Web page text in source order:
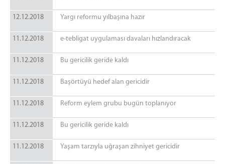
12.12.2018 Yargı reformu yılbaşına hazır
11.12.2018 e-tebligat uygulaması davaları hızlandıracak
11.12.2018 Bu gericilik geride kaldı
11.12.2018 Başörtüyü hedef alan gericidir
11.12.2018 Reform eylem grubu bugün toplanıyor
11.12.2018 Bu gericilik geride kaldı
11.12.2018 Yaşam tarzıyla uğraşan zihniyet gericidir